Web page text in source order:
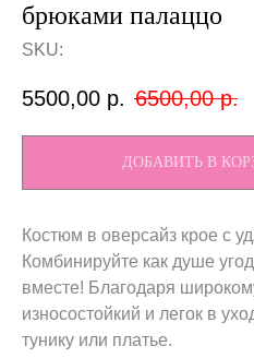
брюками палаццо
SKU:
5500,00 р. 6500,00 р.
ДОБАВИТЬ В
Костюм в оверсайз крое с
Комбинируйте как душе
вместе! Благодаря
износостойкий и легок в
тунику или платье.